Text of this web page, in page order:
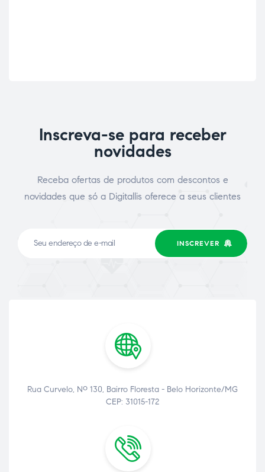
Inscreva-se para receber
novidades
Receba ofertas de produtos com descontos e
novidades que só a Digitallis oferece a seus clientes
INSCREVER
Rua Curvelo, Nº 130, Bairro Floresta - Belo Horizonte/MG
CEP: 31015-172